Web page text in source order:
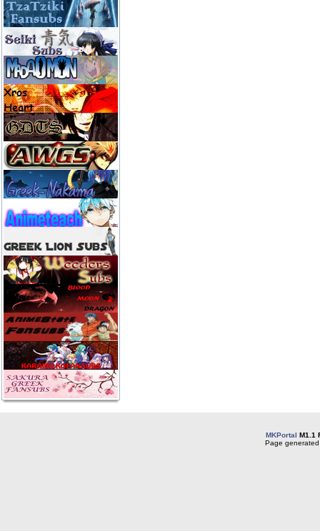
MKPortal M1.1
Page